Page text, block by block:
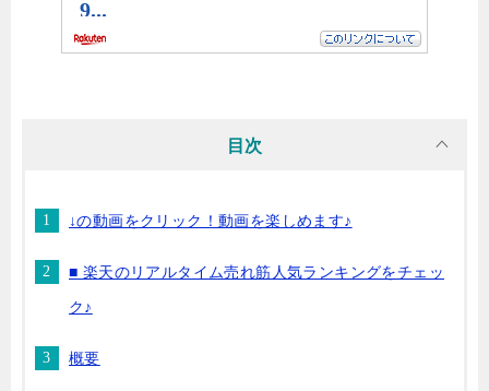
目次
↓の動画をクリック！動画を楽しめます♪
■ 楽天のリアルタイム売れ筋人気ランキングをチェッ
ク♪
概要